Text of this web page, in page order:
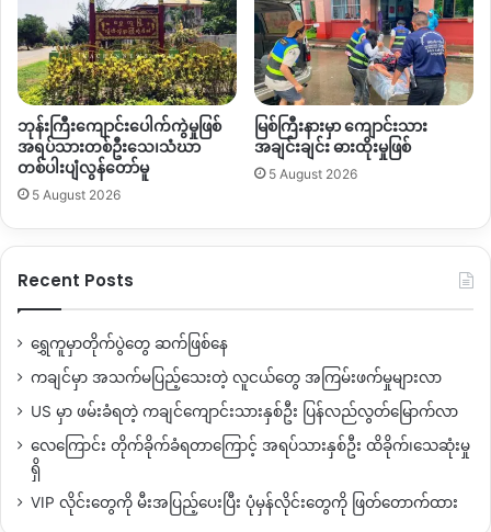
ဘုန်းကြီးကျောင်းပေါက်ကွဲမှုဖြစ်
အရပ်သားတစ်ဦးသေ၊သံဃာ
တစ်ပါးပျံလွန်တော်မူ
5 August 2026
မြစ်ကြီးနားမှာ ကျောင်းသား
အချင်းချင်း ဓားထိုးမှုဖြစ်
5 August 2026
Recent Posts
ရွှေကူမှာတိုက်ပွဲတွေ ဆက်ဖြစ်နေ
ကချင်မှာ အသက်မပြည့်သေးတဲ့ လူငယ်တွေ အကြမ်းဖက်မှုများလာ
US မှာ ဖမ်းခံရတဲ့ ကချင်ကျောင်းသားနှစ်ဦး ပြန်လည်လွတ်မြောက်လာ
လေကြောင်း တိုက်ခိုက်ခံရတာကြောင့် အရပ်သားနှစ်ဦး ထိခိုက်၊သေဆုံးမှု
ရှိ
VIP လိုင်းတွေကို မီးအပြည့်ပေးပြီး ပုံမှန်လိုင်းတွေကို ဖြတ်တောက်ထား